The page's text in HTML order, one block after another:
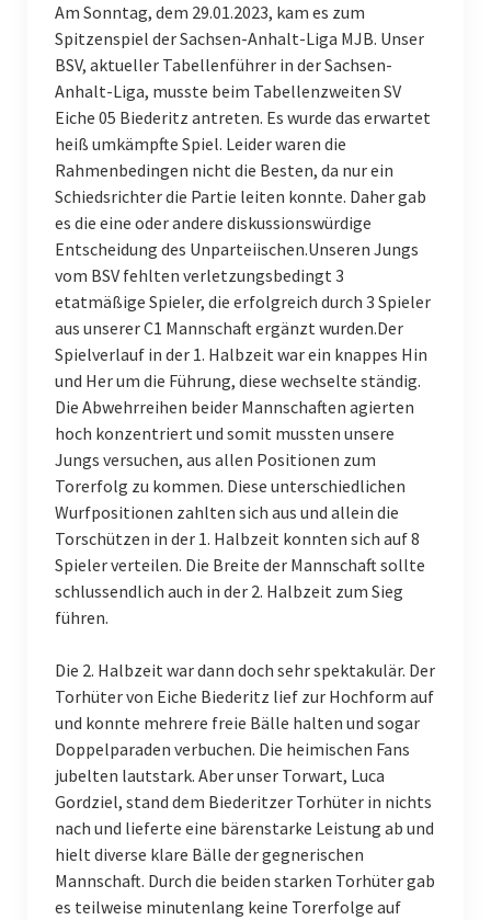
1. Frauen
Männer
2. Männer
3. Männer
Nachwuchs
Männliche A-Jugend
Männliche B-Jugend I
Männliche B-Jugend II
Männliche C-Jugend I
Männliche C-Jugend II
Männliche C-Jugend III
Männliche D-Jugend I
Männliche D-Jugend III
Männliche E-Jugend I
Männliche E-Jugend II
Weiblich
Am Sonntag, dem 29.01.2023, kam es zum
Spitzenspiel der Sachsen-Anhalt-Liga MJB. Unser
BSV, aktueller Tabellenführer in der Sachsen-
Anhalt-Liga, musste beim Tabellenzweiten SV
Eiche 05 Biederitz antreten. Es wurde das erwartet
heiß umkämpfte Spiel. Leider waren die
Rahmenbedingen nicht die Besten, da nur ein
Schiedsrichter die Partie leiten konnte. Daher gab
es die eine oder andere diskussionswürdige
Entscheidung des Unparteiischen.Unseren Jungs
vom BSV fehlten verletzungsbedingt 3
etatmäßige Spieler, die erfolgreich durch 3 Spieler
aus unserer C1 Mannschaft ergänzt wurden.Der
Spielverlauf in der 1. Halbzeit war ein knappes Hin
und Her um die Führung, diese wechselte ständig.
Die Abwehrreihen beider Mannschaften agierten
hoch konzentriert und somit mussten unsere
Jungs versuchen, aus allen Positionen zum
Torerfolg zu kommen. Diese unterschiedlichen
Wurfpositionen zahlten sich aus und allein die
Torschützen in der 1. Halbzeit konnten sich auf 8
Spieler verteilen. Die Breite der Mannschaft sollte
schlussendlich auch in der 2. Halbzeit zum Sieg
führen.
Die 2. Halbzeit war dann doch sehr spektakulär. Der
Torhüter von Eiche Biederitz lief zur Hochform auf
und konnte mehrere freie Bälle halten und sogar
Doppelparaden verbuchen. Die heimischen Fans
jubelten lautstark. Aber unser Torwart, Luca
Gordziel, stand dem Biederitzer Torhüter in nichts
nach und lieferte eine bärenstarke Leistung ab und
hielt diverse klare Bälle der gegnerischen
Mannschaft. Durch die beiden starken Torhüter gab
es teilweise minutenlang keine Torerfolge auf